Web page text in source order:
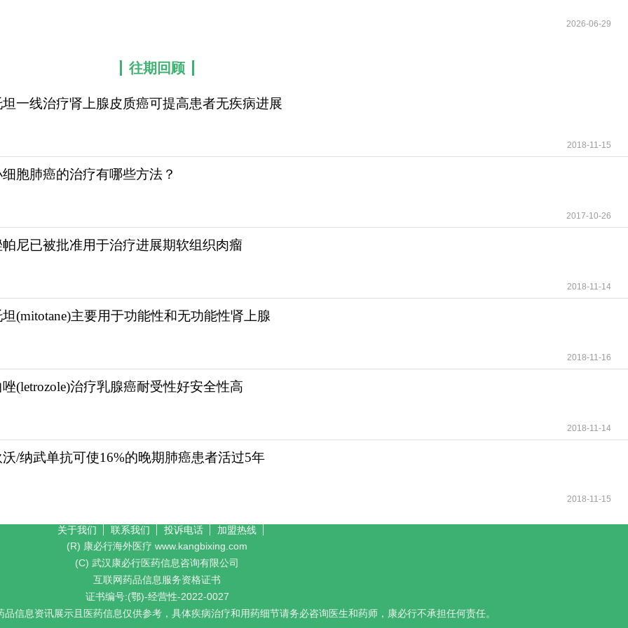
2026-06-29
往期回顾
一线治疗肾上腺皮质癌可提高患者无疾病进展
2018-11-15
胞肺癌的治疗有哪些方法？
2017-10-26
帕尼已被批准用于治疗进展期软组织肉瘤
2018-11-14
(mitotane)主要用于功能性和无功能性肾上腺
2018-11-16
(letrozole)治疗乳腺癌耐受性好安全性高
2018-11-14
沃/纳武单抗可使16%的晚期肺癌患者活过5年
2018-11-15
关于我们 联系我们 投诉电话
加盟热线
(R) 康必行海外医疗 www.kangbixing.com
(C) 武汉康必行医药信息咨询有限公司
互联网药品信息服务资格证书
证书编号:(鄂)-经营性-2022-0027
信息资讯展示且医药信息仅供参考，具体疾病治疗和用药细节请务必咨询医生和药师，康必行不承担任何责任。